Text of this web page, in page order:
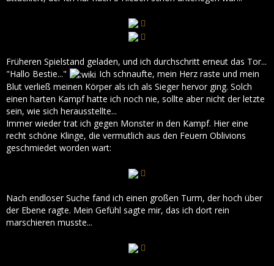
Früheren Spielstand geladen, und ich durchschritt erneut das Tor...
"Hallo Bestie..."
Ich schnaufte, mein Herz raste und mein
Blut verließ meinen Körper als ich als Sieger hervor ging. Solch
einen harten Kampf hatte ich noch nie, sollte aber nicht der letzte
sein, wie sich herausstellte...
Immer wieder trat ich gegen Monster in den Kampf. Hier eine
recht schöne Klinge, die vermutlich aus den Feuern Oblivions
geschmiedet worden wart:
Nach endloser Suche fand ich einen großen Turm, der hoch über
der Ebene ragte. Mein Gefühl sagte mir, das ich dort rein
marschieren musste...